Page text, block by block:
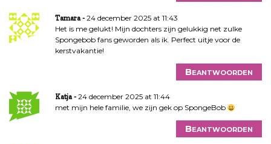
Tamara
24 december 2025 at 11:43
Het is me gelukt! Mijn dochters zijn gelukkig net zulke
Spongebob fans geworden als ik. Perfect uitje voor de
kerstvakantie!
Beantwoorden
Katja
24 december 2025 at 11:44
met mijn hele familie, we zijn gek op SpongeBob
Beantwoorden